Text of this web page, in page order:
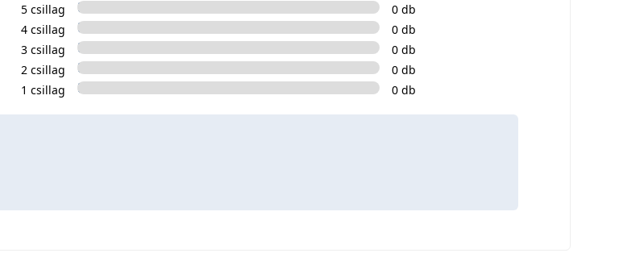
5 csillag
0 db
4 csillag
0 db
3 csillag
0 db
2 csillag
0 db
1 csillag
0 db